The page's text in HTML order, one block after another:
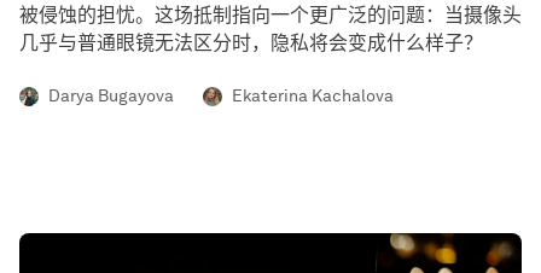
被侵蚀的担忧。这场抵制指向一个更广泛的问题：当摄像头
几乎与普通眼镜无法区分时，隐私将会变成什么样子？
Darya Bugayova Ekaterina Kachalova